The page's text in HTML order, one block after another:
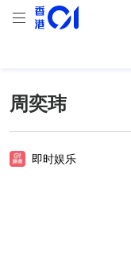
周奕玮
即时娱乐